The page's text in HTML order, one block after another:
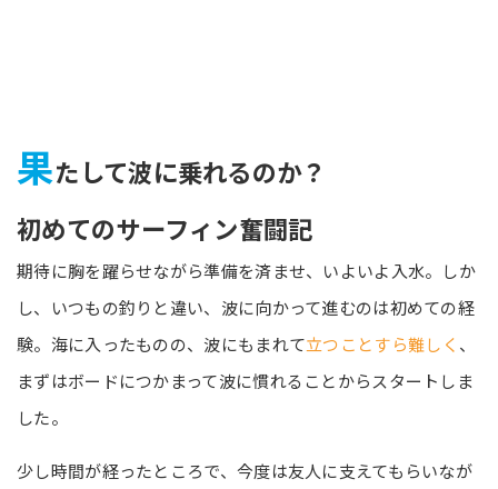
果たして波に乗れるのか？
初めてのサーフィン奮闘記
期待に胸を躍らせながら準備を済ませ、いよいよ入水。しか
し、いつもの釣りと違い、波に向かって進むのは初めての経
験。海に入ったものの、波にもまれて立つことすら難しく 、
まずはボードにつかまって波に慣れることからスタートしま
した。
少し時間が経ったところで、今度は友人に支えてもらいなが